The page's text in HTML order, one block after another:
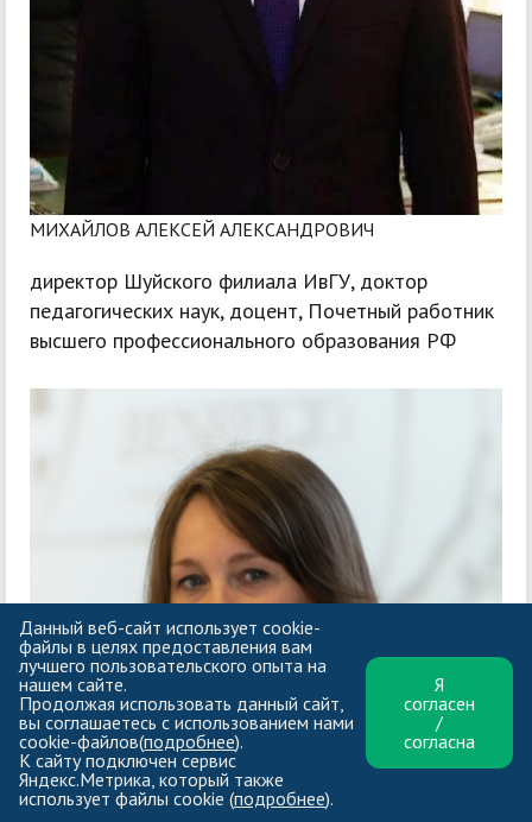
МИХАЙЛОВ АЛЕКСЕЙ АЛЕКСАНДРОВИЧ
директор Шуйского филиала ИвГУ, доктор
педагогических наук, доцент, Почетный работник
высшего профессионального образования РФ
Данный веб-сайт использует cookie-
файлы в целях предоставления вам
лучшего пользовательского опыта на
нашем сайте.
Продолжая использовать данный сайт,
вы соглашаетесь с использованием нами
cookie-файлов(подробнее).
К сайту подключен сервис
Яндекс.Метрика, который также
использует файлы cookie (подробнее).
Я
согласен
/
согласна